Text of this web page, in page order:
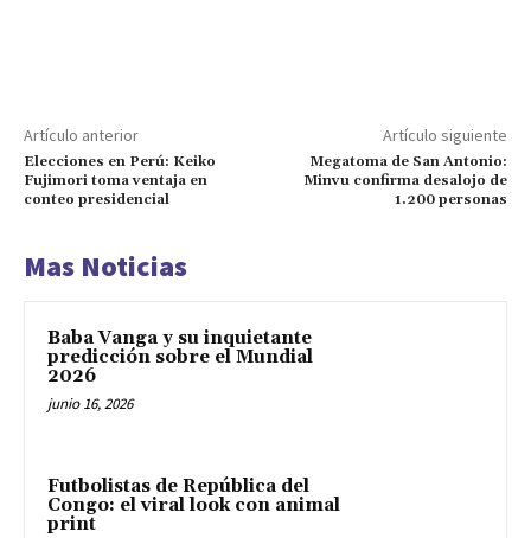
Artículo anterior
Elecciones en Perú: Keiko
Fujimori toma ventaja en
conteo presidencial
Artículo siguiente
Megatoma de San Antonio:
Minvu confirma desalojo de
1.200 personas
Mas Noticias
Baba Vanga y su inquietante
predicción sobre el Mundial
2026
junio 16, 2026
Futbolistas de República del
Congo: el viral look con animal
print